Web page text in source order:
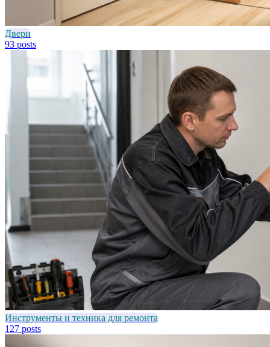
Двери
93 posts
Инструменты и техника для ремонта
127 posts